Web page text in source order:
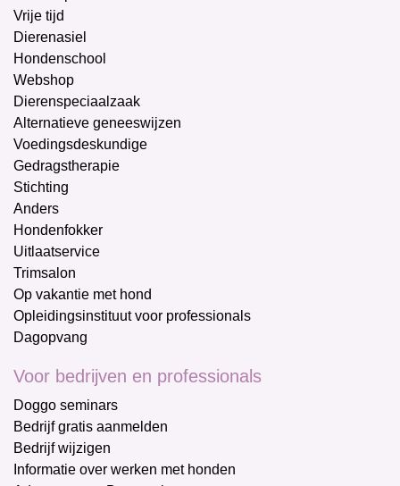
Vrije tijd
Dierenasiel
Hondenschool
Webshop
Dierenspeciaalzaak
Alternatieve geneeswijzen
Voedingsdeskundige
Gedragstherapie
Stichting
Anders
Hondenfokker
Uitlaatservice
Trimsalon
Op vakantie met hond
Opleidingsinstituut voor professionals
Dagopvang
Voor bedrijven en professionals
Doggo seminars
Bedrijf gratis aanmelden
Bedrijf wijzigen
Informatie over werken met honden